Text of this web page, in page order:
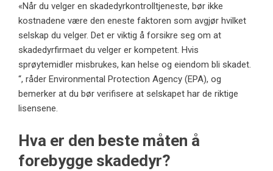
«Når du velger en skadedyrkontrolltjeneste, bør ikke
kostnadene være den eneste faktoren som avgjør hvilket
selskap du velger. Det er viktig å forsikre seg om at
skadedyrfirmaet du velger er kompetent. Hvis
sprøytemidler misbrukes, kan helse og eiendom bli skadet.
“, råder Environmental Protection Agency (EPA), og
bemerker at du bør verifisere at selskapet har de riktige
lisensene.
Hva er den beste måten å
forebygge skadedyr?